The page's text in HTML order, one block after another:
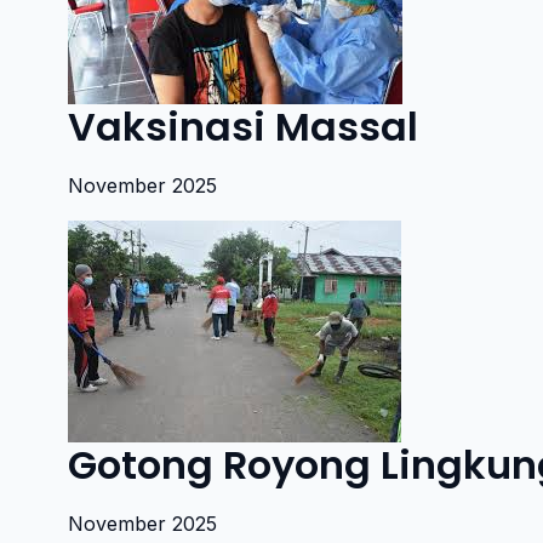
Vaksinasi Massal
November 2025
Gotong Royong
November 2025